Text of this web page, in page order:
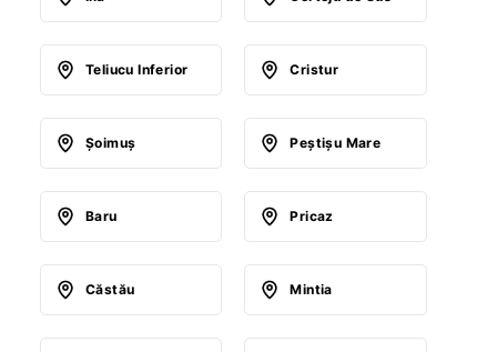
Teliucu Inferior Cristur
Şoimuş Peştişu Mare
Baru Pricaz
Căstău Mintia